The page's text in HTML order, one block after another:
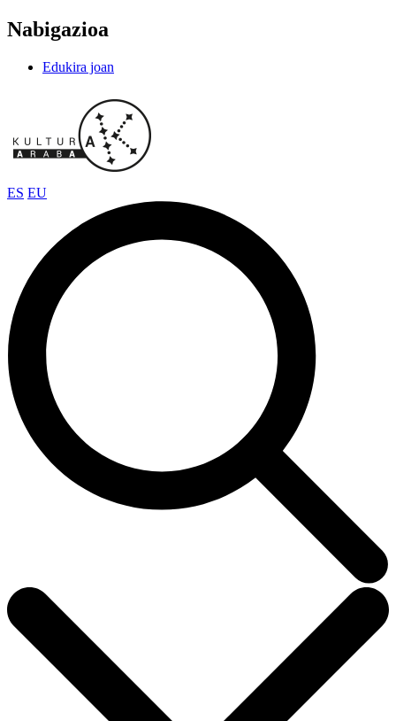
Nabigazioa
Edukira joan
ES EU